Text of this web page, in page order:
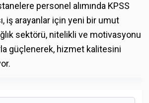
personel alımında KPSS
iş arayanlar için yeni bir umut
sektörü, nitelikli ve motivasyonu
güçlenerek, hizmet kalitesini